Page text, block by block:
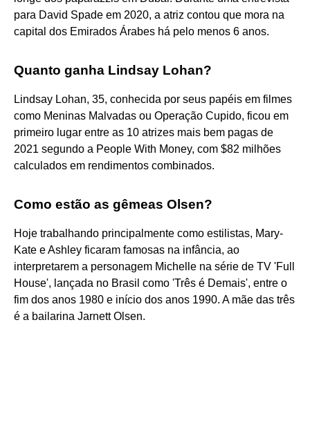
para David Spade em 2020, a atriz contou que mora na
capital dos Emirados Árabes há pelo menos 6 anos.
Quanto ganha Lindsay Lohan?
Lindsay Lohan, 35, conhecida por seus papéis em filmes
como Meninas Malvadas ou Operação Cupido, ficou em
primeiro lugar entre as 10 atrizes mais bem pagas de
2021 segundo a People With Money, com $82 milhões
calculados em rendimentos combinados.
Como estão as gêmeas Olsen?
Hoje trabalhando principalmente como estilistas, Mary-
Kate e Ashley ficaram famosas na infância, ao
interpretarem a personagem Michelle na série de TV 'Full
House', lançada no Brasil como 'Três é Demais', entre o
fim dos anos 1980 e início dos anos 1990. A mãe das três
é a bailarina Jarnett Olsen.